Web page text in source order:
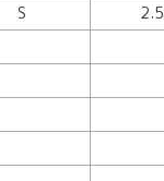
S 2.5